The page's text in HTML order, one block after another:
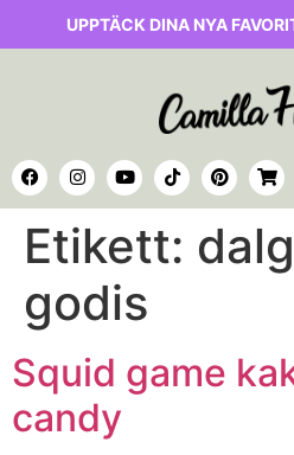
UPPTÄCK DINA NYA
Etikett:
godis
Squid game
candy